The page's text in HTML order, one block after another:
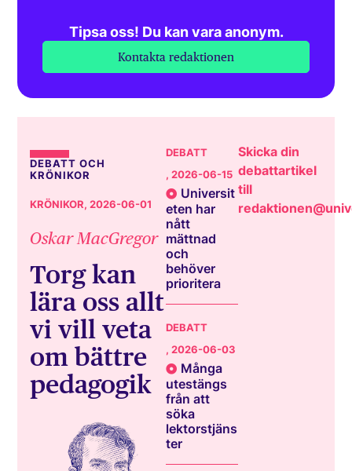
Tipsa oss! Du kan vara anonym.
Kontakta redaktionen
DEBATT OCH
KRÖNIKOR
KRÖNIKOR, 2026-06-01
Oskar MacGregor
Torg kan
lära oss allt
vi vill veta
om bättre
pedagogik
DEBATT
, 2026-06-15
Universit
eten har
nått
mättnad
och
behöver
prioritera
DEBATT
, 2026-06-03
Många
utestängs
från att
söka
lektorstjäns
ter
Skicka din
debattartikel
till